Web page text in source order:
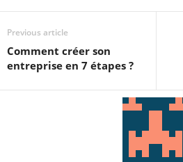
Previous article
Comment créer son
entreprise en 7 étapes ?